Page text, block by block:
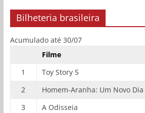
Bilheteria brasileira
Acumulado até 30/07
Filme
1
Toy Story 5
2
Homem-Aranha: Um Novo Dia
3
A Odisseia